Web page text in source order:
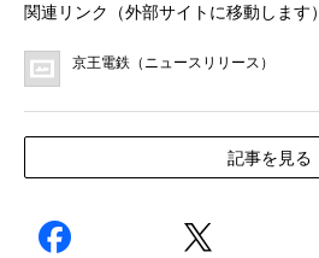
関連リンク（外部サイトに移動します）
京王電鉄（ニュースリリース）
記事を見る